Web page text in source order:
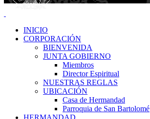
INICIO
CORPORACIÓN
BIENVENIDA
JUNTA GOBIERNO
Miembros
Director Espiritual
NUESTRAS REGLAS
UBICACIÓN
Casa de Hermandad
Parroquia de San Bartolomé
HERMANDAD